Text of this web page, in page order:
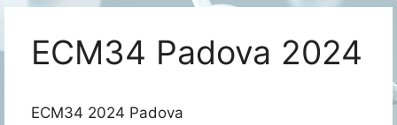
ECM34 Padova 2024
ECM34 2024 Padova